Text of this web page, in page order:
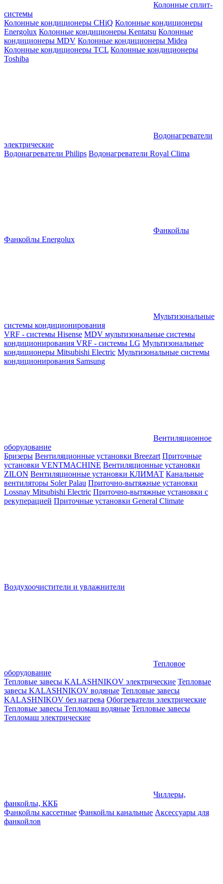
Колонные сплит-
системы
Колонные кондиционеры CHiQ Колонные кондиционеры
Energolux Колонные кондиционеры Kentatsu Колонные
кондиционеры MDV Колонные кондиционеры Midea
Колонные кондиционеры TCL Колонные кондиционеры
Toshiba
Водонагреватели
электрические
Водонагреватели Philips Водонагреватели Royal Clima
Фанкойлы
Фанкойлы Energolux
Мультизональные
системы кондиционирования
VRF - системы Hisense MDV мультизональные системы
кондиционирования VRF - системы LG Мультизональные
кондиционеры Mitsubishi Electric Мультизональные системы
кондиционирования Samsung
Вентиляционное
оборудование
Бризеры Вентиляционные установки Breezart Приточные
установки VENTMACHINE Вентиляционные установки
ZILON Вентиляционные установки КЛИМАТ Канальные
вентиляторы Soler Palau Приточно-вытяжные установки
Lossnay Mitsubishi Electric Приточно-вытяжные установки с
рекуперацией Приточные установки General Climate
Воздухоочистители и увлажнители
Тепловое
оборудование
Тепловые завесы KALASHNIKOV электрические Тепловые
завесы KALASHNIKOV водяные Тепловые завесы
KALASHNIKOV без нагрева Обогреватели электрические
Тепловые завесы Тепломаш водяные Тепловые завесы
Тепломаш электрические
Чиллеры,
фанкойлы, ККБ
Фанкойлы кассетные Фанкойлы канальные Аксессуары для
фанкойлов